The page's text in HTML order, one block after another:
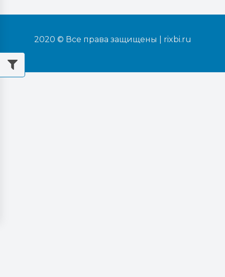
2020 © Все права защищены | rixbi.ru